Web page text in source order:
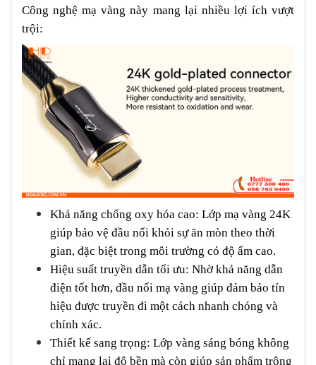
Công nghệ mạ vàng này mang lại nhiều lợi ích vượt
trội:
Khả năng chống oxy hóa cao: Lớp mạ vàng 24K
giúp bảo vệ đầu nối khỏi sự ăn mòn theo thời
gian, đặc biệt trong môi trường có độ ẩm cao.
Hiệu suất truyền dẫn tối ưu: Nhờ khả năng dẫn
điện tốt hơn, đầu nối mạ vàng giúp đảm bảo tín
hiệu được truyền đi một cách nhanh chóng và
chính xác.
Thiết kế sang trọng: Lớp vàng sáng bóng không
chỉ mang lại độ bền mà còn giúp sản phẩm trông